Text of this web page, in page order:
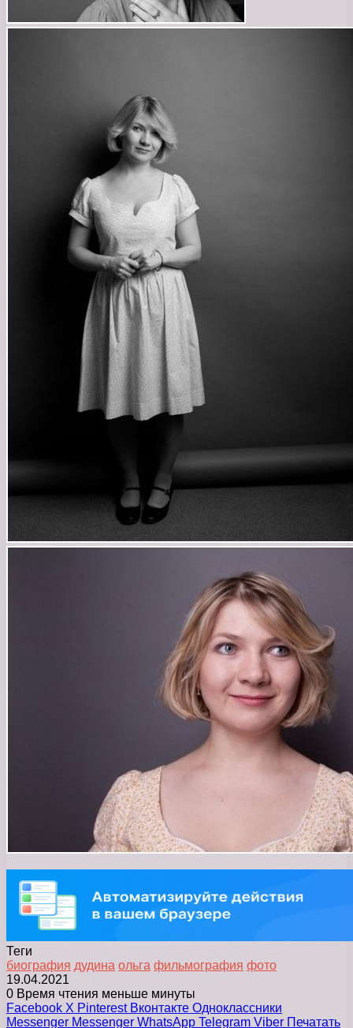
Теги
биография дудина ольга фильмография фото
19.04.2021
0 Время чтения меньше минуты
Facebook X Pinterest Вконтакте Одноклассники
Messenger Messenger WhatsApp Telegram Viber Печатать